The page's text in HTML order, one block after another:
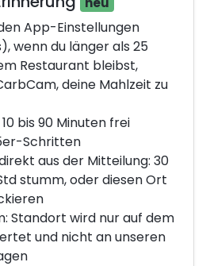
App-Einstellungen
wenn du länger als 25
Restaurant bleibst,
deine Mahlzeit zu
bis 90 Minuten frei
Schritten
aus der Mitteilung: 30
stumm, oder diesen Ort
Standort wird nur auf dem
und nicht an unseren